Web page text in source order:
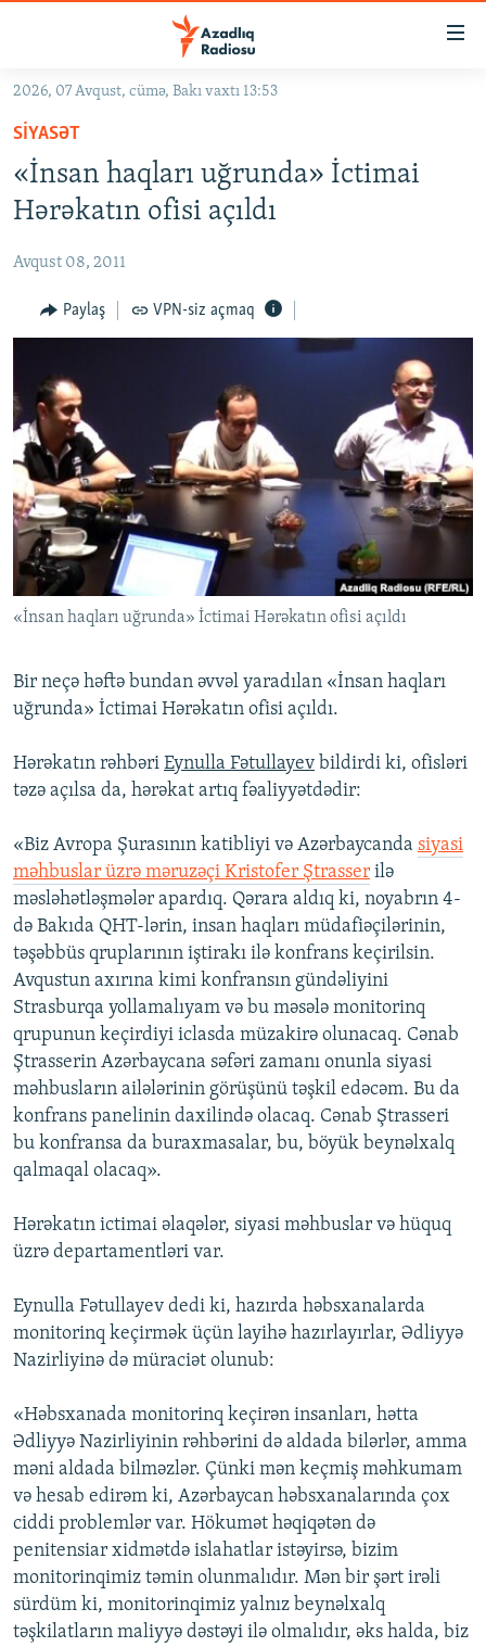
Əsas
qayıt
Əsas
naviqasiyaya
qayıt
GÜNDƏM
#İZAHLA
KORRUPSIOMETR
FƏRQƏ BAX
QANUNI DOĞRU
MULTIMEDIA
VIDEO
FOTOQALEREYA
İNFOQRAFIKA
KARIKATURA
RADIO ARXIV
OXU ZALI
AZƏRBAYCAN ƏDƏBIYYATI KITABXANASI
İSLAM VƏ DEMOKRATIYA
İZ - MƏDƏNIYYƏT PROQRAMI
HAQQIMIZDA
MISSIYAMIZ
PEŞƏ ETIKASI VƏ JURNALISTIKA STANDARTLARIMIZ
MATERIALLARIMIZDAN ISTIFADƏ
AZADLIQRADIOSU MOBIL TELEFONUNUZDA
XƏBƏR BÜLLETENLƏRIMIZ
BIZI IZLƏ
RFE/RL-in bütün saytları
2026, 07 Avqust, cümə, Bakı vaxtı 13:53
SIYASƏT
«İnsan haqları uğrunda» İctimai
Hərəkatın ofisi açıldı
Avqust 08, 2011
Paylaş VPN-siz açmaq
«İnsan haqları uğrunda» İctimai Hərəkatın ofisi açıldı
Bir neçə həftə bundan əvvəl yaradılan «İnsan haqları
uğrunda» İctimai Hərəkatın ofisi açıldı.
Hərəkatın rəhbəri Eynulla Fətullayev bildirdi ki, ofisləri
təzə açılsa da, hərəkat artıq fəaliyyətdədir:
«Biz Avropa Şurasının katibliyi və Azərbaycanda siyasi
məhbuslar üzrə məruzəçi Kristofer Ştrasser ilə
məsləhətləşmələr apardıq. Qərara aldıq ki, noyabrın 4-
də Bakıda QHT-lərin, insan haqları müdafiəçilərinin,
təşəbbüs qruplarının iştirakı ilə konfrans keçirilsin.
Avqustun axırına kimi konfransın gündəliyini
Strasburqa yollamalıyam və bu məsələ monitorinq
qrupunun keçirdiyi iclasda müzakirə olunacaq. Cənab
Ştrasserin Azərbaycana səfəri zamanı onunla siyasi
məhbusların ailələrinin görüşünü təşkil edəcəm. Bu da
konfrans panelinin daxilində olacaq. Cənab Ştrasseri
bu konfransa da buraxmasalar, bu, böyük beynəlxalq
qalmaqal olacaq».
Hərəkatın ictimai əlaqələr, siyasi məhbuslar və hüquq
üzrə departamentləri var.
Eynulla Fətullayev dedi ki, hazırda həbsxanalarda
monitorinq keçirmək üçün layihə hazırlayırlar, Ədliyyə
Nazirliyinə də müraciət olunub:
«Həbsxanada monitorinq keçirən insanları, hətta
Ədliyyə Nazirliyinin rəhbərini də aldada bilərlər, amma
məni aldada bilməzlər. Çünki mən keçmiş məhkumam
və hesab edirəm ki, Azərbaycan həbsxanalarında çox
ciddi problemlər var. Hökumət həqiqətən də
penitensiar xidmətdə islahatlar istəyirsə, bizim
monitorinqimiz təmin olunmalıdır. Mən bir şərt irəli
sürdüm ki, monitorinqimiz yalnız beynəlxalq
təşkilatların maliyyə dəstəyi ilə olmalıdır, əks halda, biz